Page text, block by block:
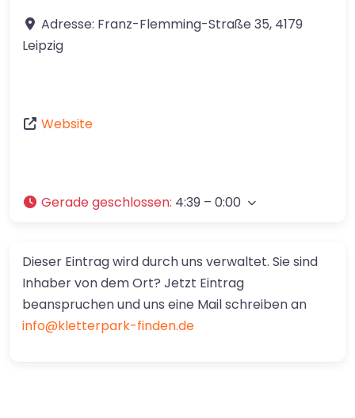
Adresse: Franz-Flemming-Straße 35, 4179
Leipzig
Website
Gerade geschlossen: 4:39 – 0:00
Dieser Eintrag wird durch uns verwaltet. Sie sind
Inhaber von dem Ort? Jetzt Eintrag
beanspruchen und uns eine Mail schreiben an
info@kletterpark-finden.de